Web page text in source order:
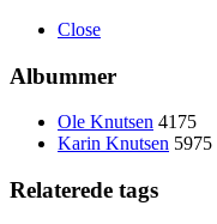
Close
Albummer
Ole Knutsen 4175
Karin Knutsen 5975
Relaterede tags